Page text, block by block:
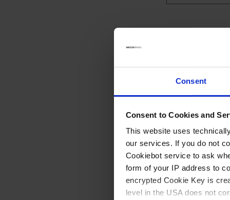
Consent
Consent to Cookies and
This website uses
our services. If you do not
Cookiebot service to ask
form of your IP address to
encrypted Cookie Key is
level in the USA does not